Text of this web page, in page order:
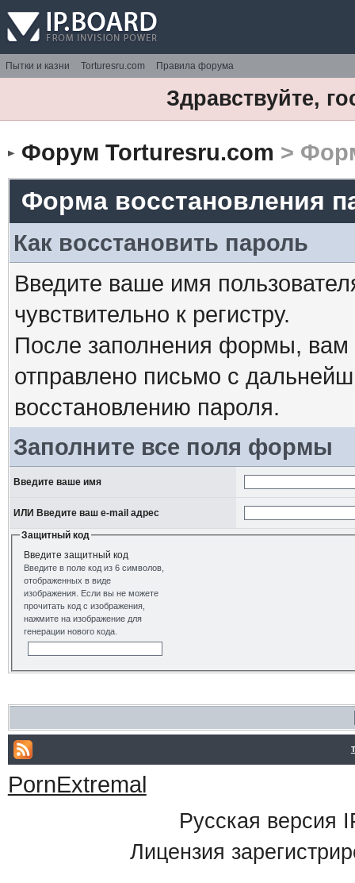
Пытки и казни Torturesru.com Правила форума
Здравствуйте,
Форум Torturesru.com >
Форма восстановления
Как восстановить пароль
Введите ваше имя
чувствительно к регистру.
После заполнения формы, вам
отправлено письмо с
восстановлению пароля.
Заполните все поля формы
Введите ваше имя
ИЛИ Введите ваш e-mail адрес
Защитный код
Введите защитный код
Введите в поле код из 6 символов,
отображенных в виде
изображения. Если вы не можете
прочитать код с изображения,
нажмите на изображение для
генерации нового кода.
PornExtremal
Русская версия
Лицензия